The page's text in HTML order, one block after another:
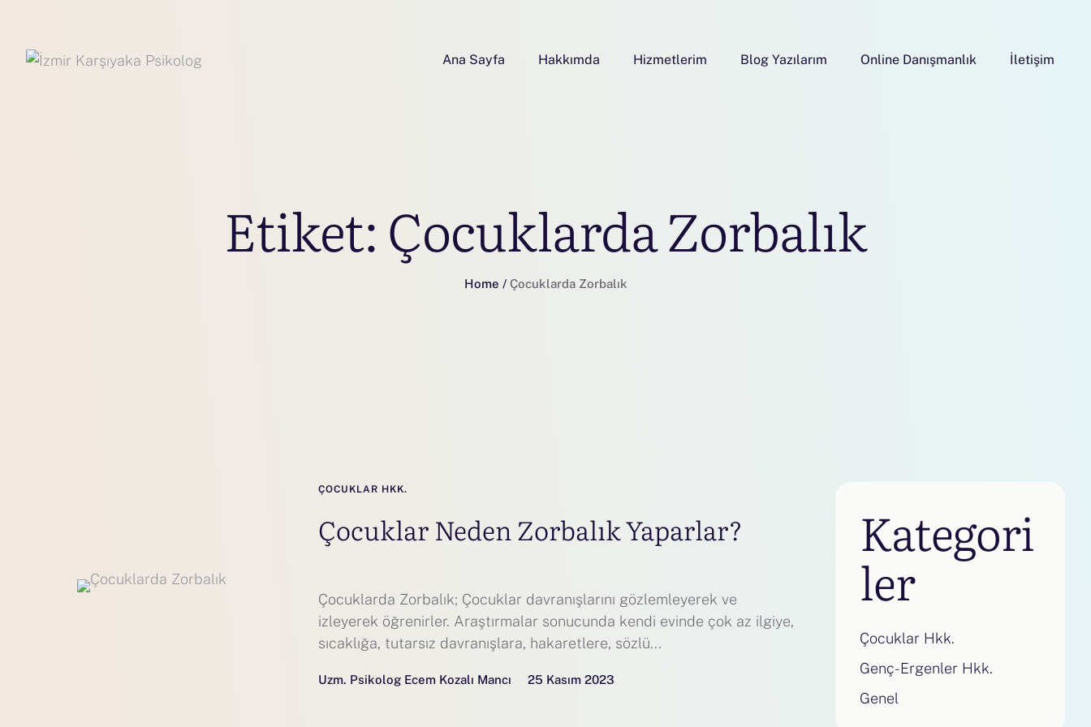
Ana Sayfa Hakkımda Hizmetlerim Blog Yazılarım Online Danışmanlık İletişim
Etiket:Çocuklarda Zorbalık
Home / Çocuklarda Zorbalık
ÇOCUKLAR HKK.
Çocuklar Neden Zorbalık Yaparlar?
Çocuklarda Zorbalık; Çocuklar davranışlarını gözlemleyerek ve
izleyerek öğrenirler. Araştırmalar sonucunda kendi evinde çok az ilgiye,
sıcaklığa, tutarsız davranışlara, hakaretlere, sözlü...
Uzm. Psikolog Ecem Kozalı Mancı 25 Kasım 2023
Kategori
ler
Çocuklar Hkk.
Genç-Ergenler Hkk.
Genel